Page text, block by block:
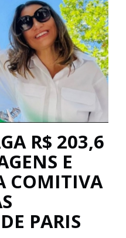
R$ 203,6
E
COMITIVA
PARIS